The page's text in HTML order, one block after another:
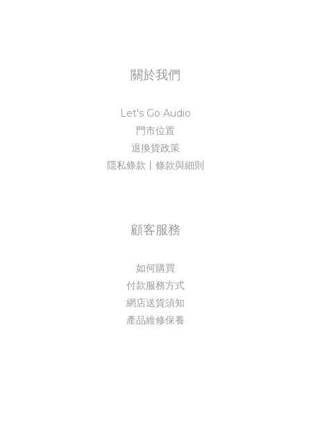
關於我們
Let's Go Audio
門市位置
退換貨政策
隱私條款丨條款與細則
顧客服務
如何購買
付款服務方式
網店送貨須知
產品維修保養